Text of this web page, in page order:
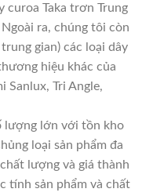
curoa Taka trơn Trung
ra, chúng tôi còn
gian) các loại dây
hiệu khác của
Sanlux, Tri Angle,
lượng lớn với tồn kho
loại sản phẩm đa
lượng và giá thành
tính sản phẩm và chất